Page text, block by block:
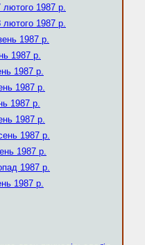
лютого 1987 р.
лютого 1987 р.
1987 р.
1987 р.
1987 р.
1987 р.
1987 р.
1987 р.
1987 р.
1987 р.
1987 р.
1987 р.